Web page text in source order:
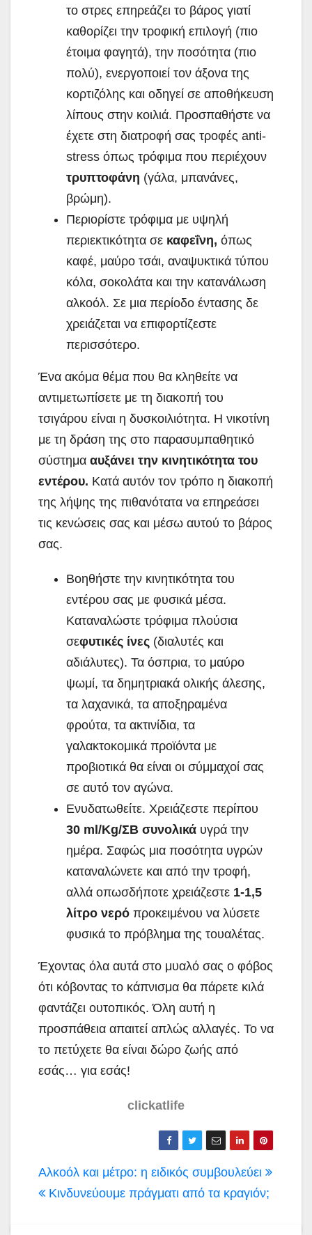
το στρες επηρεάζει το βάρος γιατί
καθορίζει την τροφική επιλογή (πιο
έτοιμα φαγητά), την ποσότητα (πιο
πολύ), ενεργοποιεί τον άξονα της
κορτιζόλης και οδηγεί σε αποθήκευση
λίπους στην κοιλιά. Προσπαθήστε να
έχετε στη διατροφή σας τροφές anti-
stress όπως τρόφιμα που περιέχουν
τρυπτοφάνη (γάλα, μπανάνες,
βρώμη).
Περιορίστε τρόφιμα με υψηλή
περιεκτικότητα σε καφεΐνη, όπως
καφέ, μαύρο τσάι, αναψυκτικά τύπου
κόλα, σοκολάτα και την κατανάλωση
αλκοόλ. Σε μια περίοδο έντασης δε
χρειάζεται να επιφορτίζεστε
περισσότερο.
Ένα ακόμα θέμα που θα κληθείτε να
αντιμετωπίσετε με τη διακοπή του
τσιγάρου είναι η δυσκοιλιότητα. Η νικοτίνη
με τη δράση της στο παρασυμπαθητικό
σύστημα αυξάνει την κινητικότητα του
εντέρου. Κατά αυτόν τον τρόπο η διακοπή
της λήψης της πιθανότατα να επηρεάσει
τις κενώσεις σας και μέσω αυτού το βάρος
σας.
Βοηθήστε την κινητικότητα του
εντέρου σας με φυσικά μέσα.
Καταναλώστε τρόφιμα πλούσια
σεφυτικές ίνες (διαλυτές και
αδιάλυτες). Τα όσπρια, το μαύρο
ψωμί, τα δημητριακά ολικής άλεσης,
τα λαχανικά, τα αποξηραμένα
φρούτα, τα ακτινίδια, τα
γαλακτοκομικά προϊόντα με
προβιοτικά θα είναι οι σύμμαχοί σας
σε αυτό τον αγώνα.
Ενυδατωθείτε. Χρειάζεστε περίπου
30 ml/Kg/ΣΒ συνολικά υγρά την
ημέρα. Σαφώς μια ποσότητα υγρών
καταναλώνετε και από την τροφή,
αλλά οπωσδήποτε χρειάζεστε 1-1,5
λίτρο νερό προκειμένου να λύσετε
φυσικά το πρόβλημα της τουαλέτας.
Έχοντας όλα αυτά στο μυαλό σας ο φόβος
ότι κόβοντας το κάπνισμα θα πάρετε κιλά
φαντάζει ουτοπικός. Όλη αυτή η
προσπάθεια απαιτεί απλώς αλλαγές. Το να
το πετύχετε θα είναι δώρο ζωής από
εσάς… για εσάς!
clickatlife
Πλοήγηση
άρθρων
Αλκοόλ και μέτρο: η ειδικός συμβουλεύει
Κινδυνεύουμε πράγματι από τα κραγιόν;